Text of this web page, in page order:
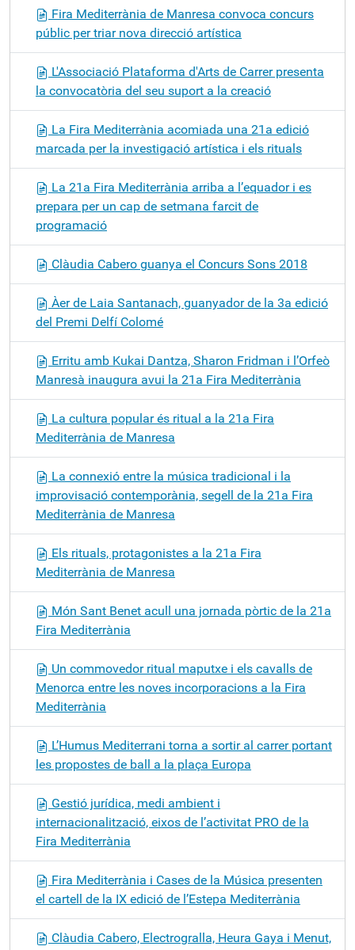
Fira Mediterrània de Manresa convoca concurs
públic per triar nova direcció artística
L'Associació Plataforma d'Arts de Carrer presenta
la convocatòria del seu suport a la creació
La Fira Mediterrània acomiada una 21a edició
marcada per la investigació artística i els rituals
La 21a Fira Mediterrània arriba a l’equador i es
prepara per un cap de setmana farcit de
programació
Clàudia Cabero guanya el Concurs Sons 2018
Àer de Laia Santanach, guanyador de la 3a edició
del Premi Delfí Colomé
Erritu amb Kukai Dantza, Sharon Fridman i l’Orfeò
Manresà inaugura avui la 21a Fira Mediterrània
La cultura popular és ritual a la 21a Fira
Mediterrània de Manresa
La connexió entre la música tradicional i la
improvisació contemporània, segell de la 21a Fira
Mediterrània de Manresa
Els rituals, protagonistes a la 21a Fira
Mediterrània de Manresa
Món Sant Benet acull una jornada pòrtic de la 21a
Fira Mediterrània
Un commovedor ritual maputxe i els cavalls de
Menorca entre les noves incorporacions a la Fira
Mediterrània
L’Humus Mediterrani torna a sortir al carrer portant
les propostes de ball a la plaça Europa
Gestió jurídica, medi ambient i
internacionalització, eixos de l’activitat PRO de la
Fira Mediterrània
Fira Mediterrània i Cases de la Música presenten
el cartell de la IX edició de l’Estepa Mediterrània
Clàudia Cabero, Electrogralla, Heura Gaya i Menut,